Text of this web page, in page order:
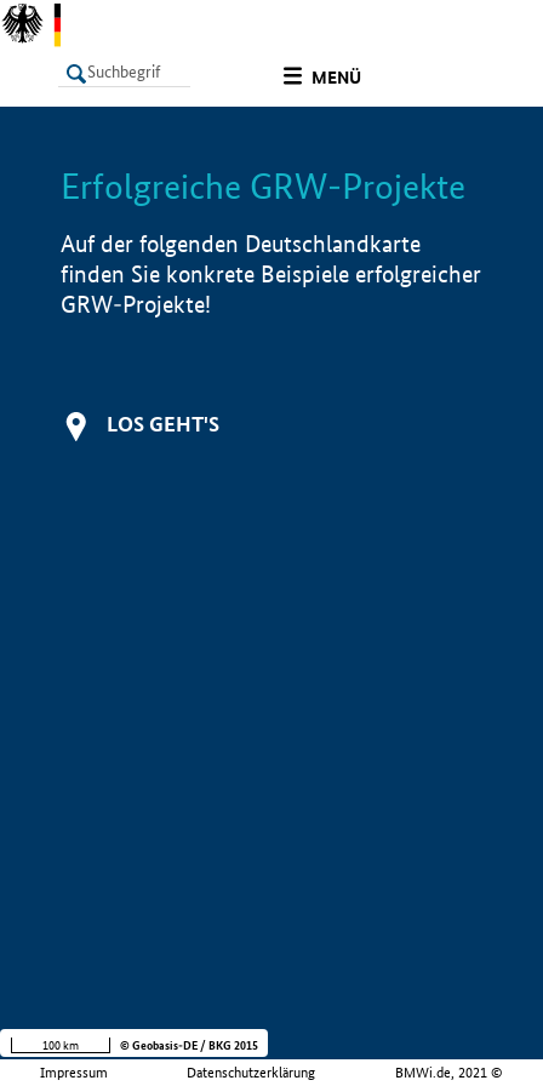
MENÜ
LISTE Info
Erfolgreiche GRW-Projekte
Auf der folgenden Deutschlandkarte
finden Sie konkrete Beispiele erfolgreicher
GRW-Projekte!
LOS GEHT'S
Impressum Datenschutzerklärung BMWi.de, 2021 ©
100 km © Geobasis-DE / BKG 2015